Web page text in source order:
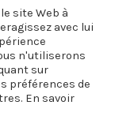
site Web à
avec lui
n'utiliserons
sur
préférences de
En savoir